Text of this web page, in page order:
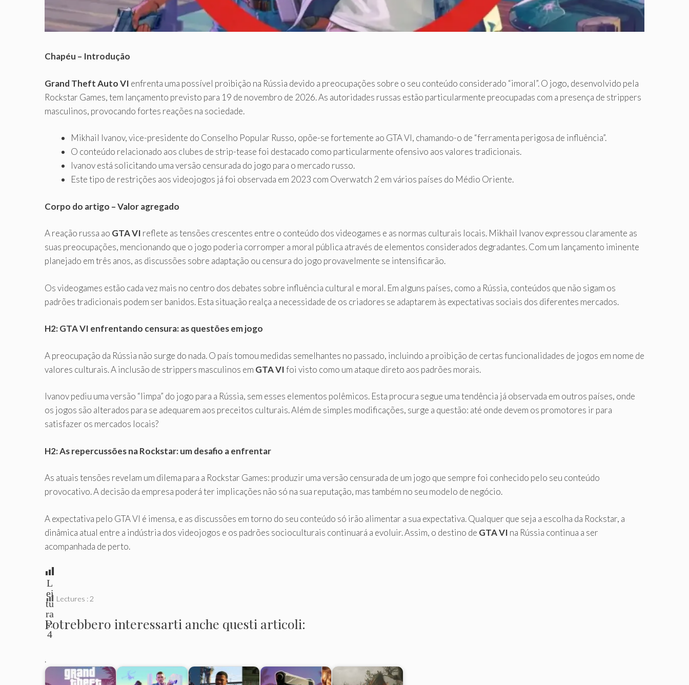
Chapéu – Introdução
Grand Theft Auto VI enfrenta uma possível proibição na Rússia devido a preocupações sobre o seu conteúdo considerado “imoral”. O jogo, desenvolvido pela
Rockstar Games, tem lançamento previsto para 19 de novembro de 2026. As autoridades russas estão particularmente preocupadas com a presença de strippers
masculinos, provocando fortes reações na sociedade.
Mikhail Ivanov, vice-presidente do Conselho Popular Russo, opõe-se fortemente ao GTA VI, chamando-o de “ferramenta perigosa de influência”.
O conteúdo relacionado aos clubes de strip-tease foi destacado como particularmente ofensivo aos valores tradicionais.
Ivanov está solicitando uma versão censurada do jogo para o mercado russo.
Este tipo de restrições aos videojogos já foi observada em 2023 com Overwatch 2 em vários países do Médio Oriente.
Corpo do artigo – Valor agregado
A reação russa ao GTA VI reflete as tensões crescentes entre o conteúdo dos videogames e as normas culturais locais. Mikhail Ivanov expressou claramente as
suas preocupações, mencionando que o jogo poderia corromper a moral pública através de elementos considerados degradantes. Com um lançamento iminente
planejado em três anos, as discussões sobre adaptação ou censura do jogo provavelmente se intensificarão.
Os videogames estão cada vez mais no centro dos debates sobre influência cultural e moral. Em alguns países, como a Rússia, conteúdos que não sigam os
padrões tradicionais podem ser banidos. Esta situação realça a necessidade de os criadores se adaptarem às expectativas sociais dos diferentes mercados.
H2: GTA VI enfrentando censura: as questões em jogo
A preocupação da Rússia não surge do nada. O país tomou medidas semelhantes no passado, incluindo a proibição de certas funcionalidades de jogos em nome de
valores culturais. A inclusão de strippers masculinos em GTA VIfoi visto como um ataque direto aos padrões morais.
Ivanov pediu uma versão “limpa” do jogo para a Rússia, sem esses elementos polêmicos. Esta procura segue uma tendência já observada em outros países, onde
os jogos são alterados para se adequarem aos preceitos culturais. Além de simples modificações, surge a questão: até onde devem os promotores ir para
satisfazer os mercados locais?
H2: As repercussões na Rockstar: um desafio a enfrentar
As atuais tensões revelam um dilema para a Rockstar Games: produzir uma versão censurada de um jogo que sempre foi conhecido pelo seu conteúdo
provocativo. A decisão da empresa poderá ter implicações não só na sua reputação, mas também no seu modelo de negócio.
A expectativa pelo GTA VI é imensa, e as discussões em torno do seu conteúdo só irão alimentar a sua expectativa. Qualquer que seja a escolha da Rockstar, a
dinâmica atual entre a indústria dos videojogos e os padrões socioculturais continuará a evoluir. Assim, o destino de GTA VI na Rússia continua a ser
acompanhada de perto.
L
ei
tu
ra
s:
4
Lectures : 2
Potrebbero interessarti anche questi articoli:
.